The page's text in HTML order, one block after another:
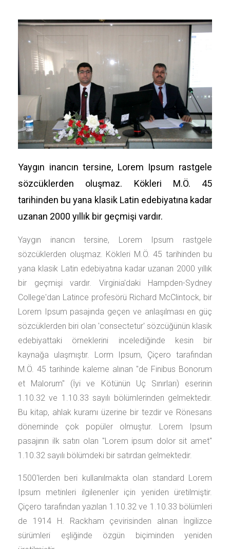
Yaygın inancın tersine, Lorem Ipsum rastgele
sözcüklerden oluşmaz. Kökleri M.Ö. 45
tarihinden bu yana klasik Latin edebiyatına kadar
uzanan 2000 yıllık bir geçmişi vardır.
Yaygın inancın tersine, Lorem Ipsum rastgele
sözcüklerden oluşmaz. Kökleri M.Ö. 45 tarihinden bu
yana klasik Latin edebiyatına kadar uzanan 2000 yıllık
bir geçmişi vardır. Virginia'daki Hampden-Sydney
College'dan Latince profesörü Richard McClintock, bir
Lorem Ipsum pasajında geçen ve anlaşılması en güç
sözcüklerden biri olan 'consectetur' sözcüğünün klasik
edebiyattaki örneklerini incelediğinde kesin bir
kaynağa ulaşmıştır. Lorm Ipsum, Çiçero tarafından
M.Ö. 45 tarihinde kaleme alınan "de Finibus Bonorum
et Malorum" (İyi ve Kötünün Uç Sınırları) eserinin
1.10.32 ve 1.10.33 sayılı bölümlerinden gelmektedir.
Bu kitap, ahlak kuramı üzerine bir tezdir ve Rönesans
döneminde çok popüler olmuştur. Lorem Ipsum
pasajının ilk satırı olan "Lorem ipsum dolor sit amet"
1.10.32 sayılı bölümdeki bir satırdan gelmektedir.
1500'lerden beri kullanılmakta olan standard Lorem
Ipsum metinleri ilgilenenler için yeniden üretilmiştir.
Çiçero tarafından yazılan 1.10.32 ve 1.10.33 bölümleri
de 1914 H. Rackham çevirisinden alınan İngilizce
sürümleri eşliğinde özgün biçiminden yeniden